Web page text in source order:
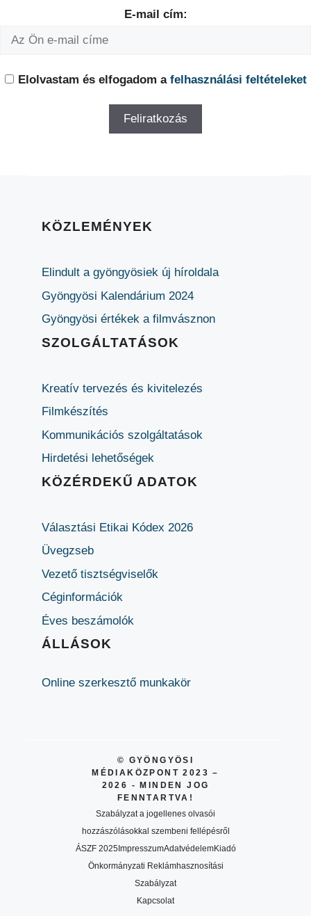
E-mail cím:
Elolvastam és elfogadom a felhasználási feltételeket
KÖZLEMÉNYEK
Elindult a gyöngyösiek új híroldala
Gyöngyösi Kalendárium 2024
Gyöngyösi értékek a filmvásznon
SZOLGÁLTATÁSOK
Kreatív tervezés és kivitelezés
Filmkészítés
Kommunikációs szolgáltatások
Hirdetési lehetőségek
KÖZÉRDEKŰ ADATOK
Választási Etikai Kódex 2026
Üvegzseb
Vezető tisztségviselők
Céginformációk
Éves beszámolók
ÁLLÁSOK
Online szerkesztő munkakör
© GYÖNGYÖSI
MÉDIAKÖZPONT 2023 –
2026 - MINDEN JOG
FENNTARTVA!
Szabályzat a jogellenes olvasói
hozzászólásokkal szembeni fellépésről
ÁSZF 2025ImpresszumAdatvédelemKiadó
Önkormányzati Reklámhasznosítási
Szabályzat
Kapcsolat